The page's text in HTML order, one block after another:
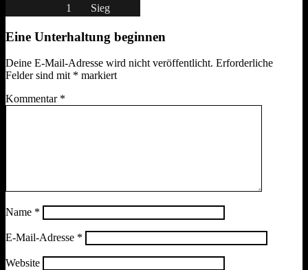
1
Sieg
Eine Unterhaltung beginnen
Deine E-Mail-Adresse wird nicht veröffentlicht. Erforderliche
Felder sind mit * markiert
Kommentar *
Name *
E-Mail-Adresse *
Website